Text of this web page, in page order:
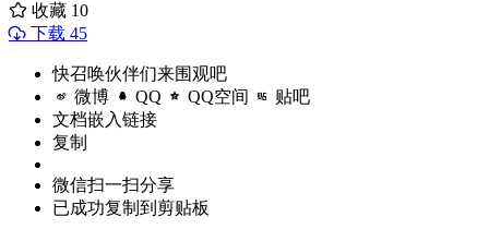
收藏 10
下载 45
快召唤伙伴们来围观吧
微博 QQ QQ空间 贴吧
文档嵌入链接
复制
微信扫一扫分享
已成功复制到剪贴板